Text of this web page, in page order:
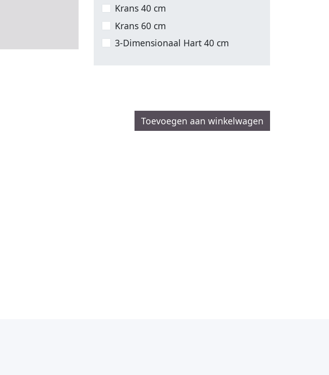
Krans 40 cm
Krans 60 cm
3-Dimensionaal Hart 40 cm
Toevoegen aan winkelwagen